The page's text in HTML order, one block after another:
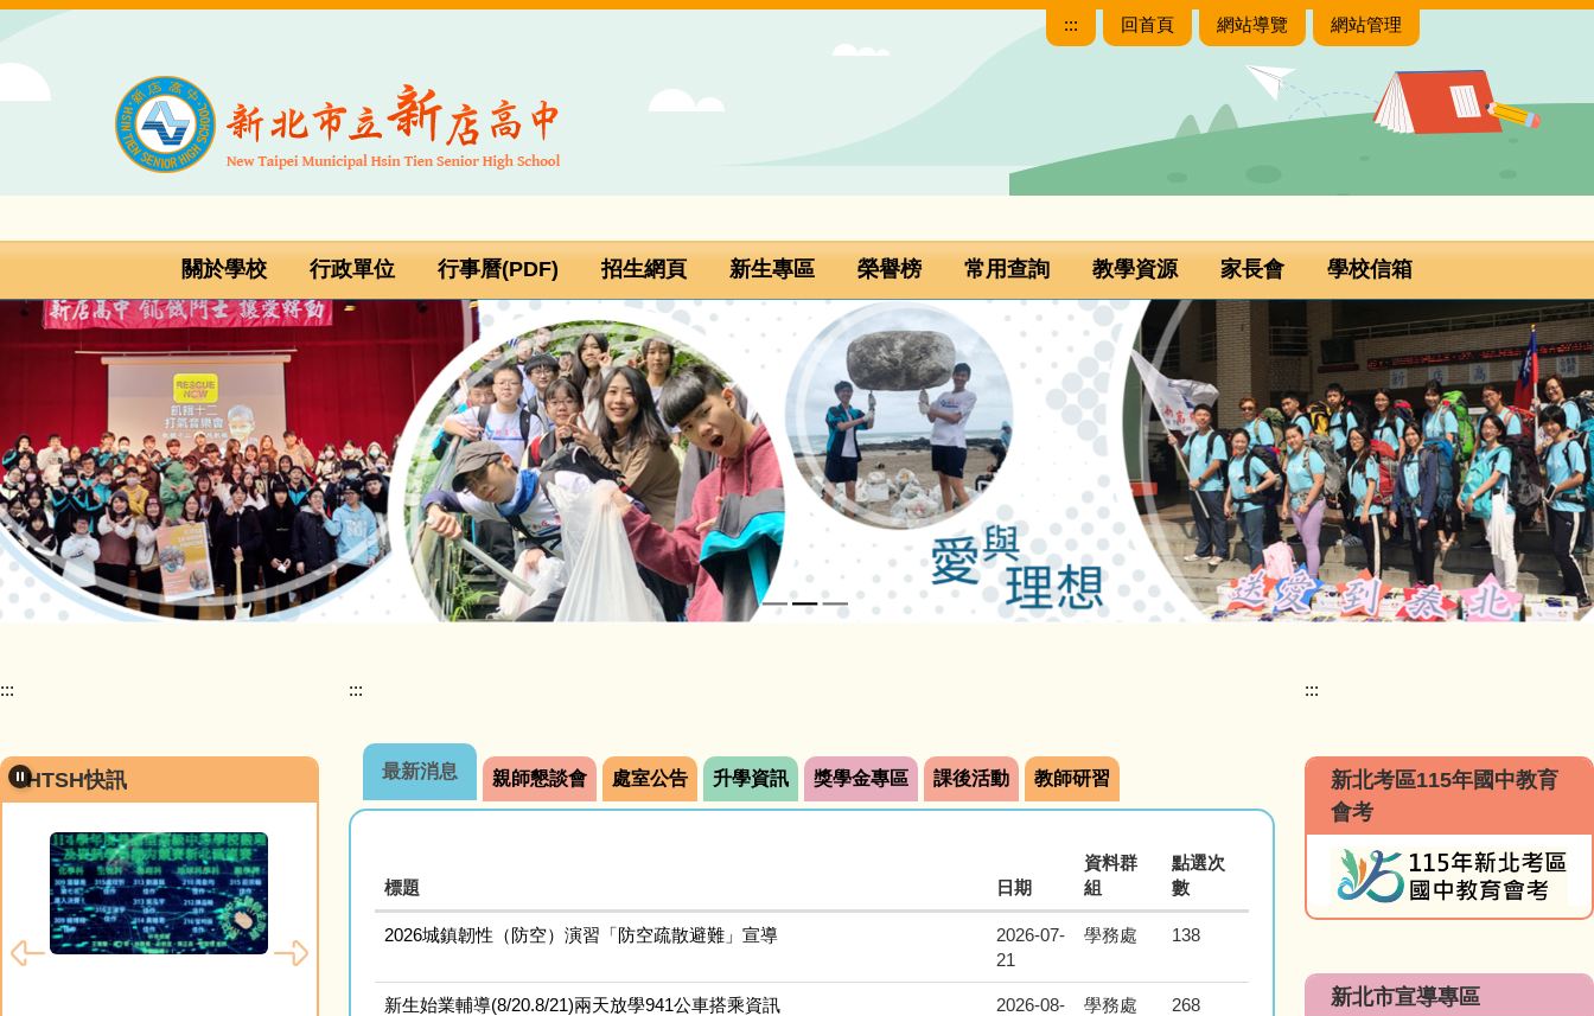
主
::: 回首頁 網站導覽 網站管理
關於學校 行政單位 行事曆(PDF) 招生網頁 新生專區 榮譽榜 常用查詢 教學資源 家長會 學校信箱
:::
HTSH快訊
:::
最新消息 親師懇談會 處室公告 升學資訊 獎學金專區 課後活動 教師研習
標題 日期
資料群
組
點選次
數
2026城鎮韌性（防空）演習「防空疏散避難」宣導
2026-07-
21
學務處 138
新生始業輔導(8/20.8/21)兩天放學941公車搭乘資訊
2026-08-
學務處 268
:::
新北考區115年國中教育
會考
新北市宣導專區